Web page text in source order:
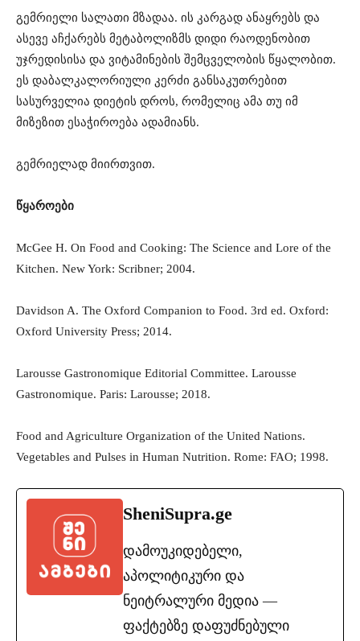
გემრიელი სალათი მზადაა. ის კარგად ანაყრებს და
ასევე აჩქარებს მეტაბოლიზმს დიდი რაოდენობით
უჯრედისისა და ვიტამინების შემცველობის წყალობით.
ეს დაბალკალორიული კერძი განსაკუთრებით
სასურველია დიეტის დროს, რომელიც ამა თუ იმ
მიზეზით ესაჭიროება ადამიანს.
გემრიელად მიირთვით.
წყაროები
McGee H. On Food and Cooking: The Science and Lore of the
Kitchen. New York: Scribner; 2004.
Davidson A. The Oxford Companion to Food. 3rd ed. Oxford:
Oxford University Press; 2014.
Larousse Gastronomique Editorial Committee. Larousse
Gastronomique. Paris: Larousse; 2018.
Food and Agriculture Organization of the United Nations.
Vegetables and Pulses in Human Nutrition. Rome: FAO; 1998.
SheniSupra.ge
დამოუკიდებელი,
აპოლიტიკური და
ნეიტრალური მედია —
ფაქტებზე დაფუძნებული